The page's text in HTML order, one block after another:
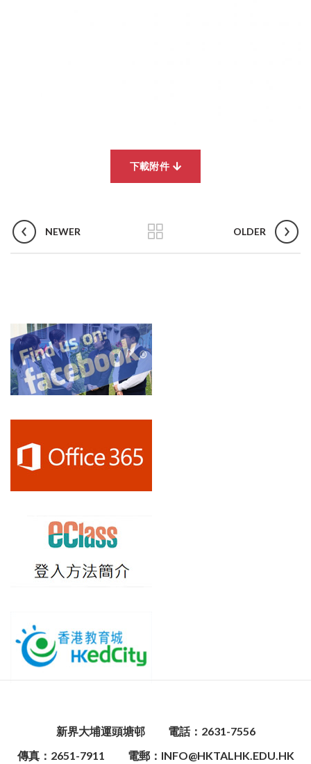
下載附件
NEWER OLDER
新界大埔運頭塘邨
電話：2631-7556
傳真：2651-7911
電郵：INFO@HKTALHK.EDU.HK